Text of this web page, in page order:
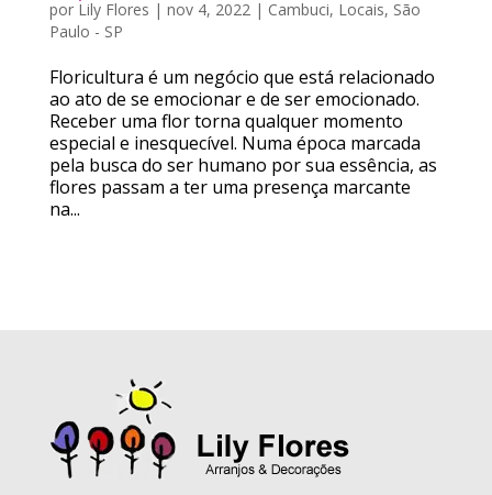
por Lily Flores | nov 4, 2022| Cambuci, Locais, São
Paulo - SP
Floricultura é um negócio que está relacionado
ao ato de se emocionar e de ser emocionado.
Receber uma flor torna qualquer momento
especial e inesquecível. Numa época marcada
pela busca do ser humano por sua essência, as
flores passam a ter uma presença marcante
na...